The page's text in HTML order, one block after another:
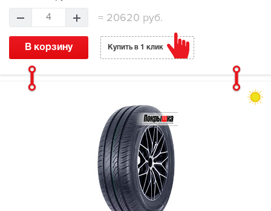
4 = 20620 руб.
В корзину Купить в 1 клик